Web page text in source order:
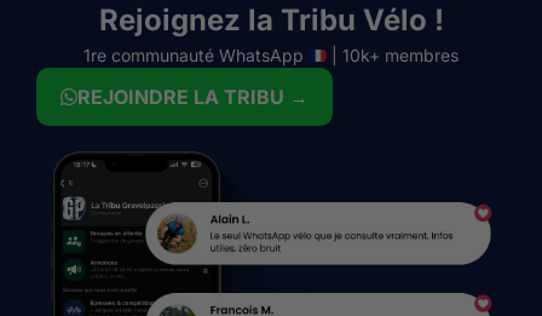
Rejoignez la Tribu Vélo !
1re communauté WhatsApp | 10k+ membres
REJOINDRE LA TRIBU →